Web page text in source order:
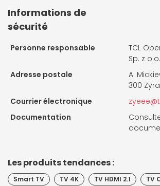
Informations de
sécurité
Personne responsable
TCL
Sp. z o.o.
Adresse postale
A.
300
Courrier électronique
Documentation
Les produits tendances :
Smart TV TV 4K TV HDMI 2.1
TV